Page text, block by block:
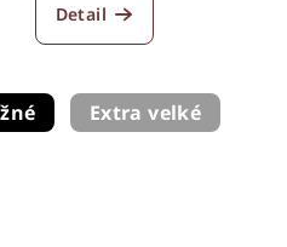
Detail
Extra velké